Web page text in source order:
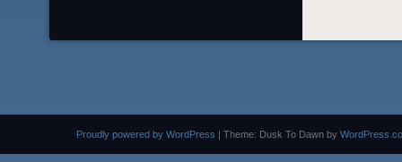
Proudly powered by WordPress | Theme: Dusk To Dawn by